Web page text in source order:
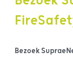
Bezoek